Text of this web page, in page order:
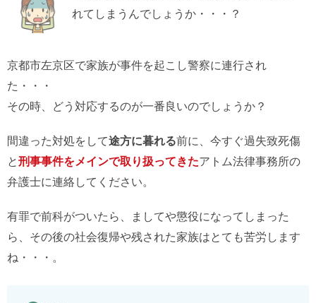
れてしまうんでしょうか・・・？
京都市左京区で家族が事件を起こし警察に連行され
た・・・
その時、どう対応するのが一番良いのでしょうか？
間違った対処をして途方に暮れる前に、今すぐ過失致死傷
と刑事事件をメインで取り扱ってきたアトム法律事務所の
弁護士に連絡してください。
有罪で前科がついたら、ましてや懲役になってしまった
ら、その後の社会復帰や残された家族はとても苦労します
ね・・・。